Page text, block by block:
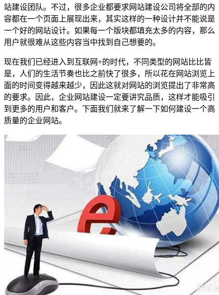
站建设团队。不过，很多企业都要求网站建设公司将全部的内
容都在一个页面上展现出来，其实这样的一种设计并不能说是
一个好的网站设计。如果每一个版块都填充太多的内容，那么
用户就很难从这些内容当中找到自己想要的。
现在我们已经进入到互联网+的时代，不同类型的网站比比皆
是，人们的生活节奏也比之前快了很多，所以花在网站浏览上
面的时间变得越来越少，因此这就对网站的浏览提出了非常高
的要求。因此，企业网站建设一定要讲究品质，这样才能吸引
到更多的用户和客户。下面我们就来了解一下如何建设一个高
质量的企业网站。